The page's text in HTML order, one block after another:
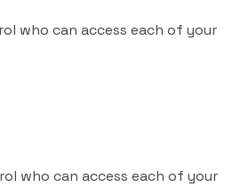
who can access each of your
who can access each of your